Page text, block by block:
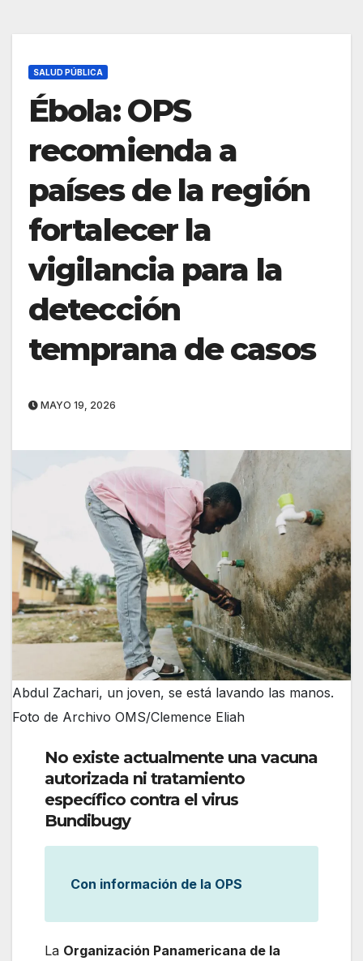
SALUD PÚBLICA
Ébola: OPS
recomienda a
países de la región
fortalecer la
vigilancia para la
detección
temprana de casos
MAYO 19, 2026
Abdul Zachari, un joven, se está lavando las manos.
Foto de Archivo OMS/Clemence Eliah
No existe actualmente una vacuna
autorizada ni tratamiento
específico contra el virus
Bundibugy
Con información de la OPS
La Organización Panamericana de la